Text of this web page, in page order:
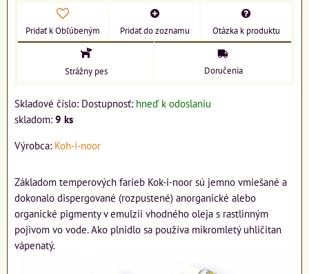
Pridať k Obľúbeným Pridať do zoznamu Otázka k produktu
Strážny pes Doručenia
Skladové číslo: Dostupnosť: hneď k odoslaniu
skladom: 9 ks
Výrobca: Koh-i-noor
Základom temperových farieb Kok-i-noor sú jemno vmiešané a
dokonalo dispergované (rozpustené) anorganické alebo
organické pigmenty v emulzii vhodného oleja s rastlinným
pojivom vo vode. Ako plnidlo sa používa mikromletý uhličitan
vápenatý.